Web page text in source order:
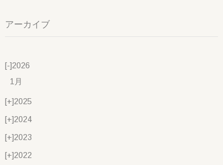
アーカイブ
[-]2026
1月
[+]2025
[+]2024
[+]2023
[+]2022